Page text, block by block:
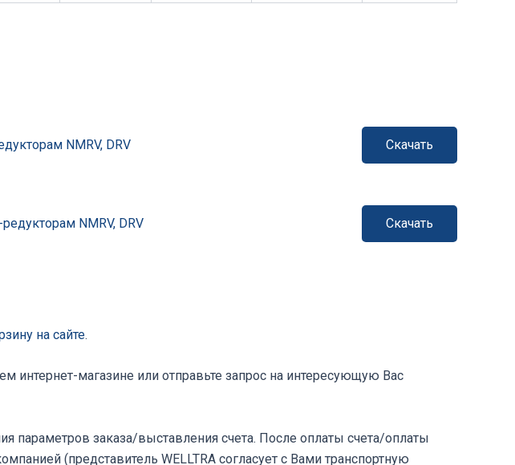
NMRV, DRV
Скачать
NMRV, DRV Скачать
на сайте.
интернет-магазине или отправьте запрос на интересующую Вас
параметров заказа/выставления счета. После оплаты счета/оплаты
(представитель WELLTRA согласует с Вами транспортную